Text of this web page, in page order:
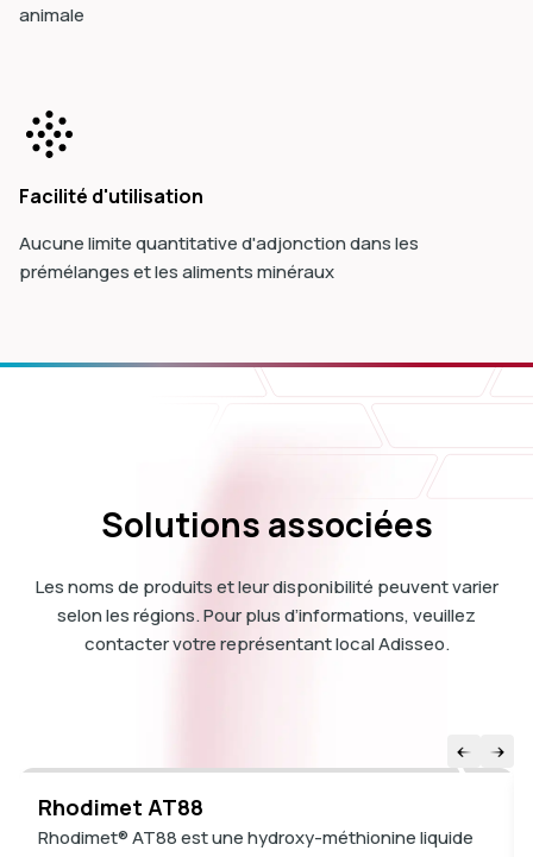
animale
Facilité d'utilisation
Aucune limite quantitative d'adjonction dans les
prémélanges et les aliments minéraux
Solutions associées
Les noms de produits et leur disponibilité peuvent varier
selon les régions. Pour plus d’informations, veuillez
contacter votre représentant local Adisseo.
Rhodimet AT88
Rhodimet® AT88 est une hydroxy-méthionine liquide